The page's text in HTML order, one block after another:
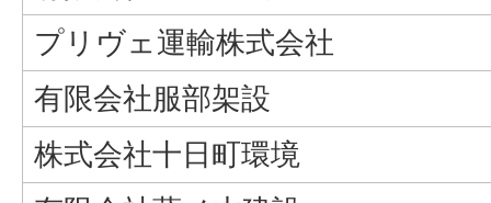
プリヴェ運輸株式会社
有限会社服部架設
株式会社十日町環境